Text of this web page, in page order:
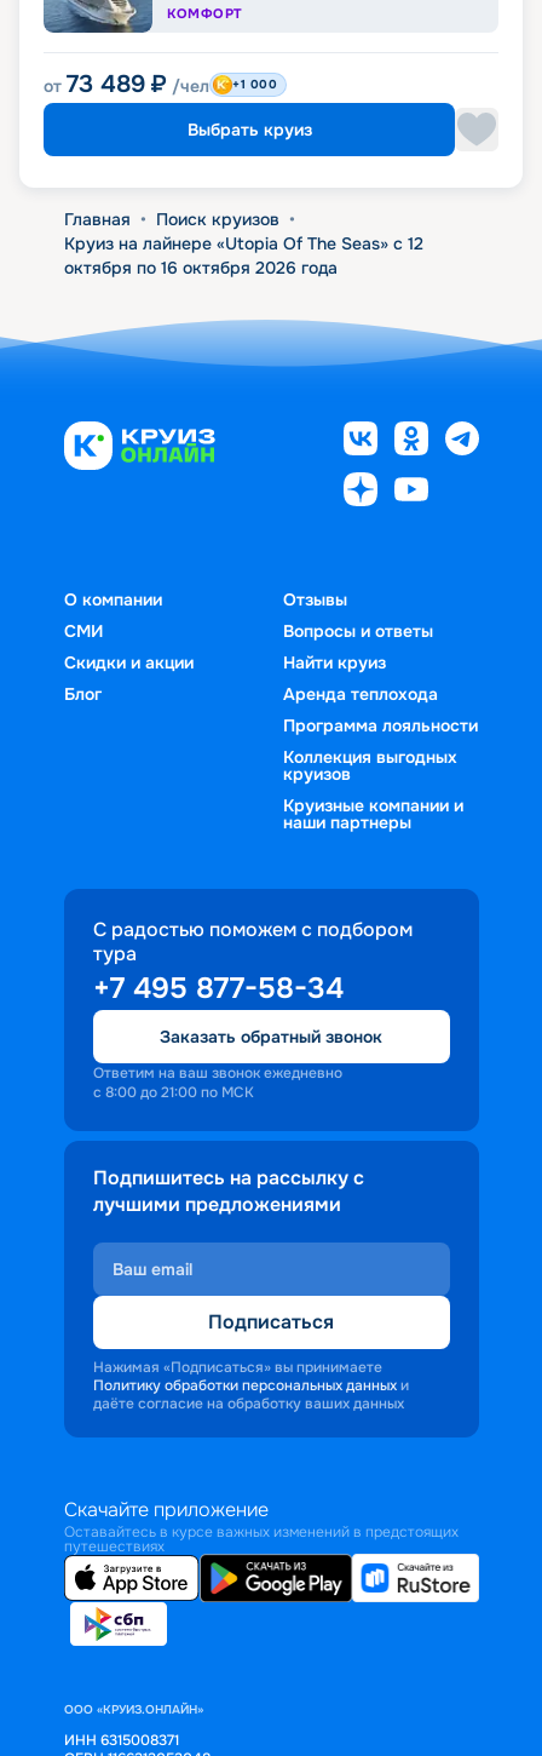
КОМФОРТ
от 73 489 ₽ /чел +1 000
Выбрать круиз
Главная • Поиск круизов •
Круиз на лайнере «Utopia Of The Seas» с 12
октября по 16 октября 2026 года
О компании
СМИ
Скидки и акции
Блог
Отзывы
Вопросы и ответы
Найти круиз
Аренда теплохода
Программа лояльности
Коллекция выгодных
круизов
Круизные компании и
наши партнеры
С радостью поможем с подбором
тура
+7 495 877-58-34
Заказать обратный звонок
Ответим на ваш звонок ежедневно
с 8:00 до 21:00 по МСК
Подпишитесь на рассылку с
лучшими предложениями
Подписаться
Нажимая «Подписаться» вы принимаете
Политику обработки персональных данных и
даёте согласие на обработку ваших данных
Скачайте приложение
Оставайтесь в курсе важных изменений в предстоящих
путешествиях
ООО «КРУИЗ.ОНЛАЙН»
ИНН 6315008371